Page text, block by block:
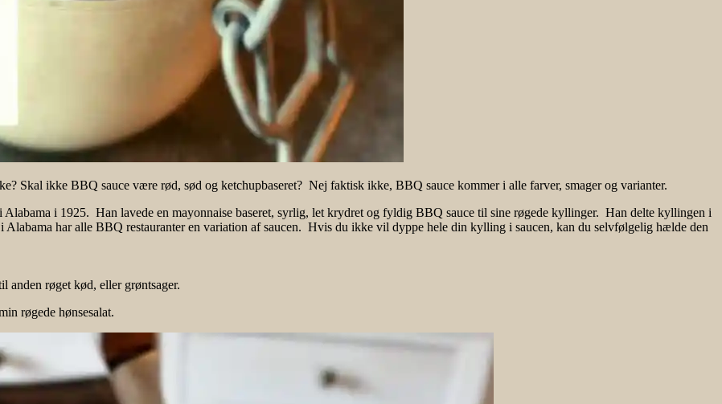
Skal ikke BBQ sauce være rød, sød og ketchupbaseret? Nej faktisk ikke, BBQ sauce kommer i alle farver, smager og varianter.
Alabama i 1925. Han lavede en mayonnaise baseret, syrlig, let krydret og fyldig BBQ sauce til sine røgede kyllinger. Han delte kyllingen i
Alabama har alle BBQ restauranter en variation af saucen. Hvis du ikke vil dyppe hele din kylling i saucen, kan du selvfølgelig hælde den
anden røget kød, eller grøntsager.
røgede hønsesalat.